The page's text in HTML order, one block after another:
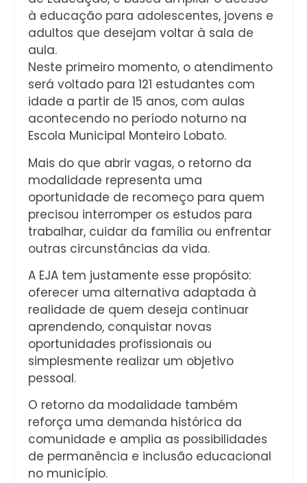
à educação para adolescentes, jovens e
adultos que desejam voltar à sala de
aula.
Neste primeiro momento, o atendimento
será voltado para 121 estudantes com
idade a partir de 15 anos, com aulas
acontecendo no período noturno na
Escola Municipal Monteiro Lobato.
Mais do que abrir vagas, o retorno da
modalidade representa uma
oportunidade de recomeço para quem
precisou interromper os estudos para
trabalhar, cuidar da família ou enfrentar
outras circunstâncias da vida.
A EJA tem justamente esse propósito:
oferecer uma alternativa adaptada à
realidade de quem deseja continuar
aprendendo, conquistar novas
oportunidades profissionais ou
simplesmente realizar um objetivo
pessoal.
O retorno da modalidade também
reforça uma demanda histórica da
comunidade e amplia as possibilidades
de permanência e inclusão educacional
no município.